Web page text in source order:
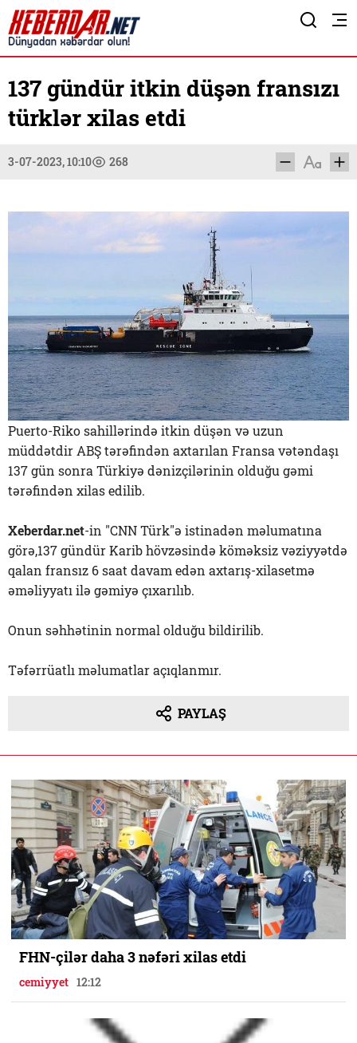
137 gündür itkin düşən fransızı
türklər xilas etdi
3-07-2023, 10:10 268
Puerto-Riko sahillərində itkin düşən və uzun
müddətdir ABŞ tərəfindən axtarılan Fransa vətəndaşı
137 gün sonra Türkiyə dənizçilərinin olduğu gəmi
tərəfindən xilas edilib.
Xeberdar.net-in "CNN Türk"ə istinadən məlumatına
görə,137 gündür Karib hövzəsində köməksiz vəziyyətdə
qalan fransız 6 saat davam edən axtarış-xilasetmə
əməliyyatı ilə gəmiyə çıxarılıb.
Onun səhhətinin normal olduğu bildirilib.
Təfərrüatlı məlumatlar açıqlanmır.
PAYLAŞ
FHN-çilər daha 3 nəfəri xilas etdi
cemiyyet 12:12